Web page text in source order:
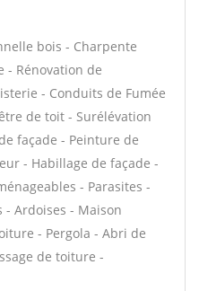
bois - Charpente
- Rénovation de
- Conduits de Fumée
de toit - Surélévation
façade - Peinture de
- Habillage de façade -
- Parasites -
- Ardoises - Maison
- Pergola - Abri de
de toiture -